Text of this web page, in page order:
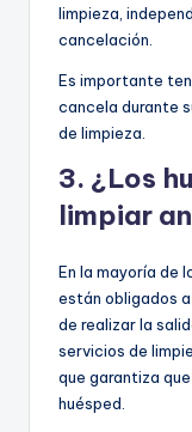
limpieza,
cancelación.
Es importante
cancela durante
de limpieza.
3. ¿Los
limpiar
En la mayoría de
están obligados
de realizar la
servicios de
que garantiza
huésped.